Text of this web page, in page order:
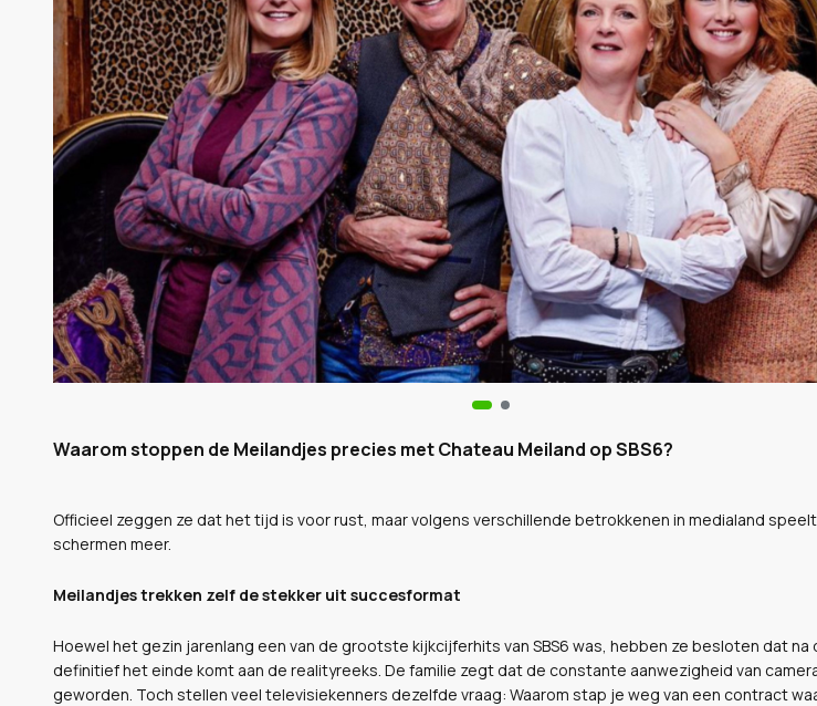
Waarom stoppen de Meilandjes precies met Chateau Meiland op SBS6?
Officieel zeggen ze dat het tijd is voor rust, maar volgens verschillende betrokkenen in medialand
schermen meer.
Meilandjes trekken zelf de stekker uit succesformat
Hoewel het gezin jarenlang een van de grootste kijkcijferhits van SBS6 was, hebben ze besloten dat
definitief het einde komt aan de realityreeks. De familie zegt dat de constante aanwezigheid van
geworden. Toch stellen veel televisiekenners dezelfde vraag: Waarom stap je weg van een contract